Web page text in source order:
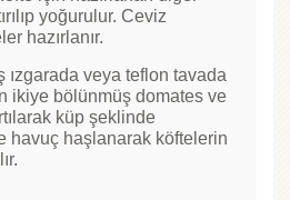
yoğurulur. Ceviz
hazırlanır.
ızgarada veya teflon tavada
ikiye bölünmüş domates ve
küp şeklinde
havuç haşlanarak köftelerin